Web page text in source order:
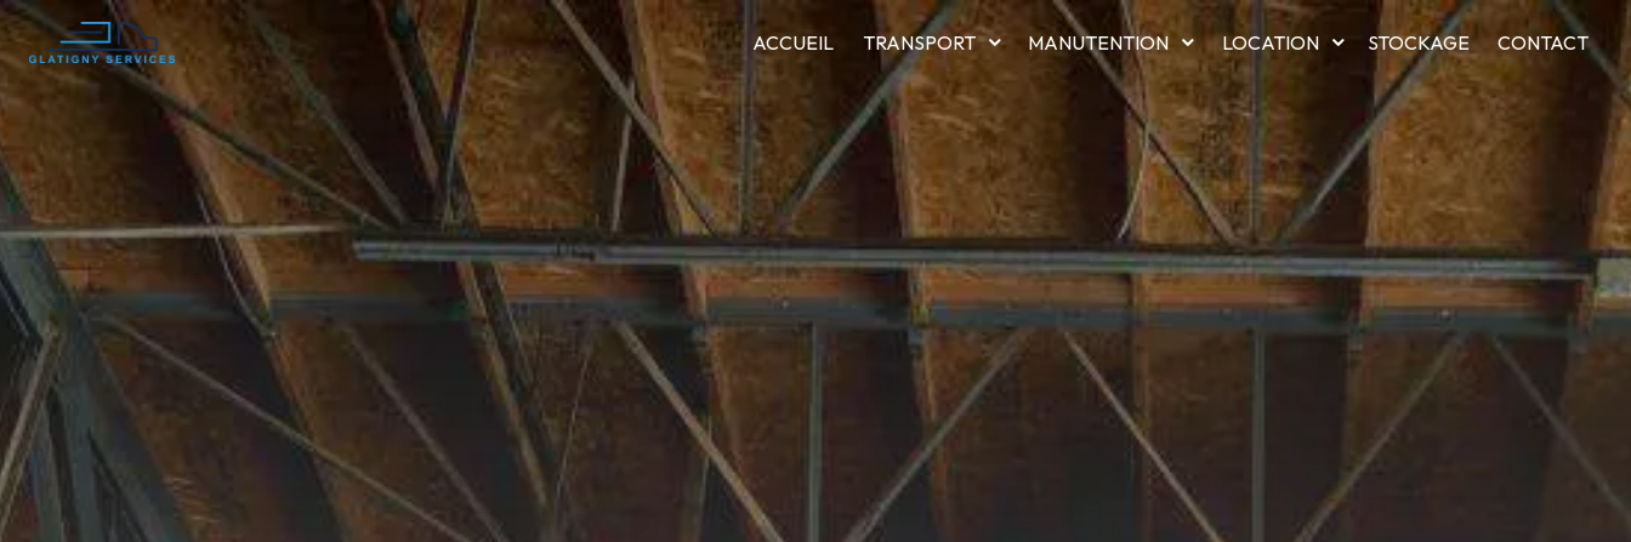
ACCUEIL TRANSPORT MANUTENTION LOCATION STOCKAGE CONTACT
Panneau de gestion des cookies